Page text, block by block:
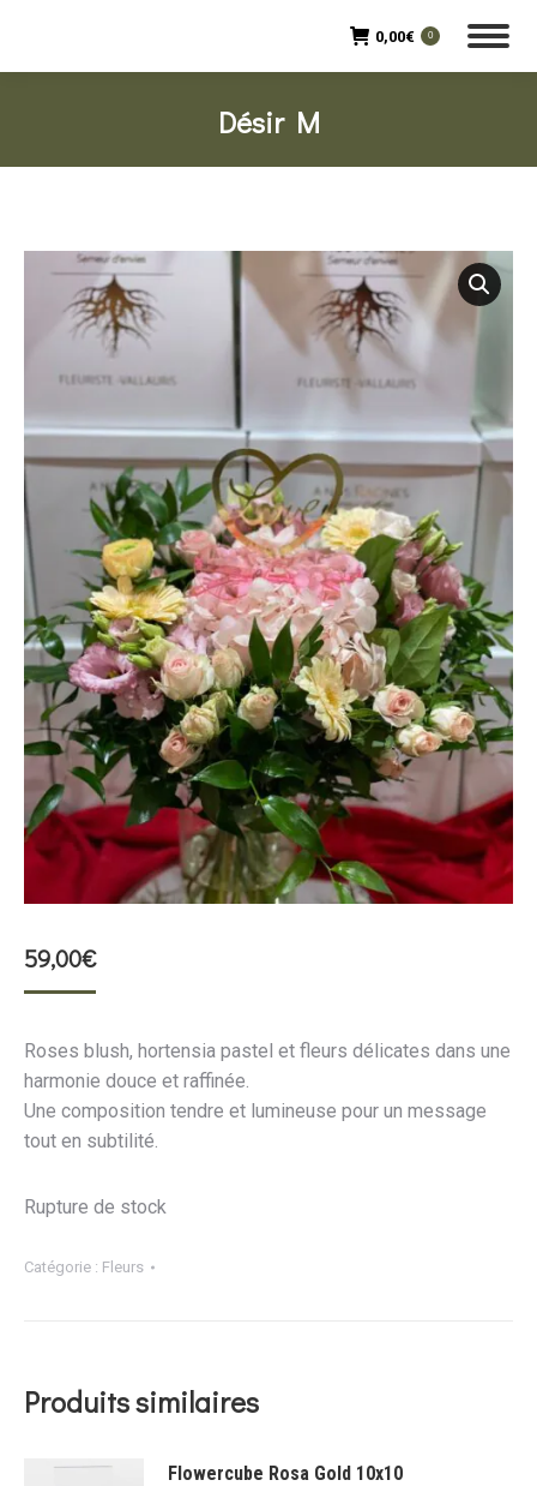
0,00€ 0
Désir M
59,00€
Roses blush, hortensia pastel et fleurs délicates dans une
harmonie douce et raffinée.
Une composition tendre et lumineuse pour un message
tout en subtilité.
Rupture de stock
Catégorie : Fleurs
Produits similaires
Flowercube Rosa Gold 10x10